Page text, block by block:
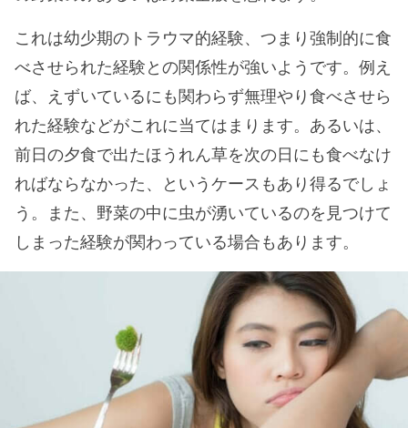
これは幼少期のトラウマ的経験、つまり強制的に食
べさせられた経験との関係性が強いようです。例え
ば、えずいているにも関わらず無理やり食べさせら
れた経験などがこれに当てはまります。あるいは、
前日の夕食で出たほうれん草を次の日にも食べなけ
ればならなかった、というケースもあり得るでしょ
う。また、野菜の中に虫が湧いているのを見つけて
しまった経験が関わっている場合もあります。